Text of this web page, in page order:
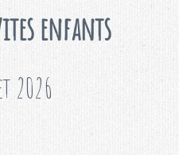
enfants
2026